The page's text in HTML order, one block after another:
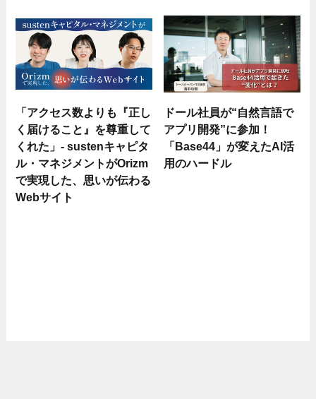
「アクセス数よりも『正し
く届けること』を尊重して
くれた」- sustenキャピタ
ル・マネジメントがOrizm
で実現した、思いが伝わる
Webサイト
ドール社員が“自然言語で
アプリ開発”に参加！
「Base44」が変えたAI活
用のハードル